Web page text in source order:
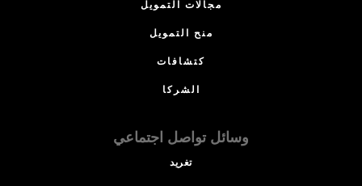
مجالات التمويل
منح التمويل
كتشافات
الشركا
وسائل تواصل اجتماعي
تغريد